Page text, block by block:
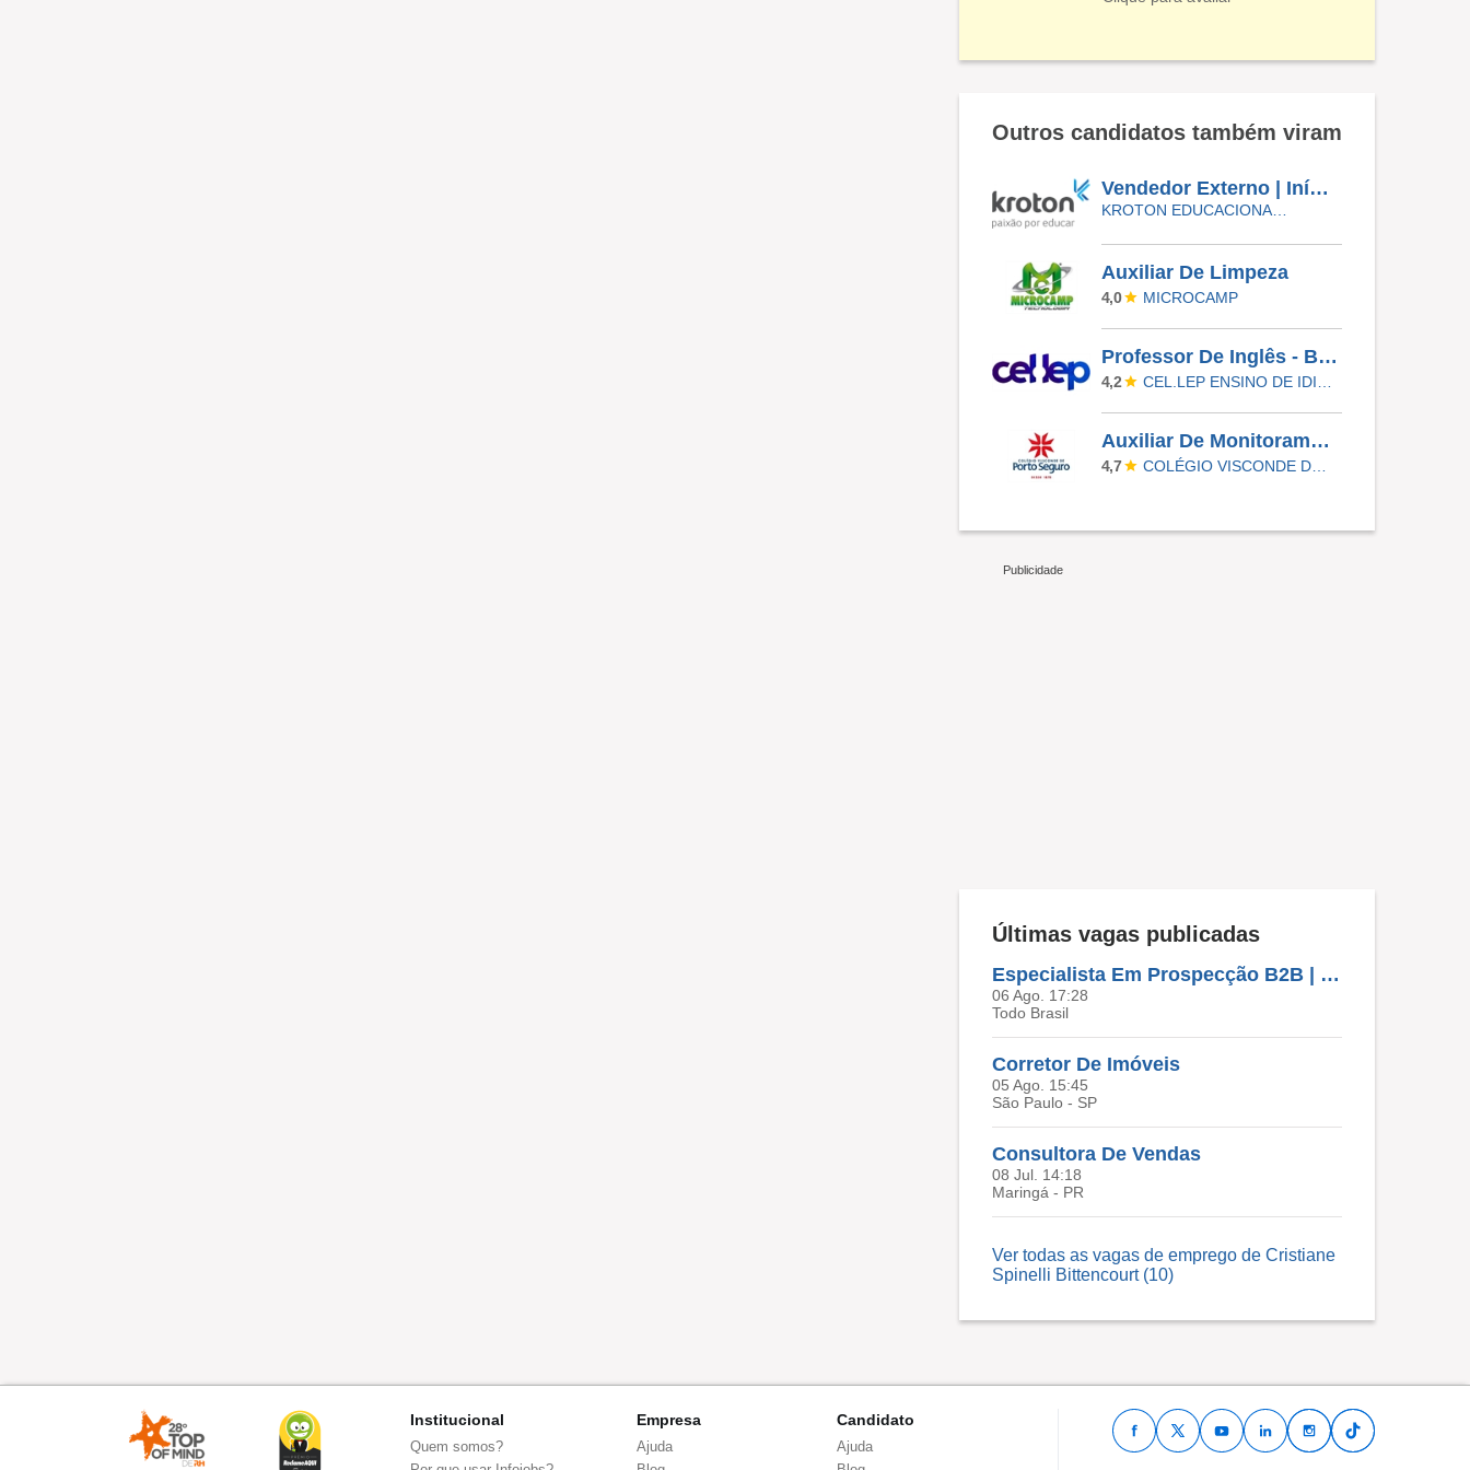
Outros candidatos também viram
Vendedor Externo | Início Imediato - SUMARÉ
Auxiliar De Limpeza
4,0 MICROCAMP
Professor De Inglês - Barueri
4,2
Auxiliar De Monitoramento Eletrônico
4,7
Últimas vagas publicadas
Especialista Em Prospecção B2B | Outbound
06 Ago. 17:28
Todo Brasil
Corretor De Imóveis
05 Ago. 15:45
São Paulo - SP
Consultora De Vendas
08 Jul. 14:18
Maringá - PR
Ver todas as vagas de emprego de Cristiane
Spinelli Bittencourt (10)
Institucional
Quem somos?
Empresa
Ajuda
Candidato
Ajuda